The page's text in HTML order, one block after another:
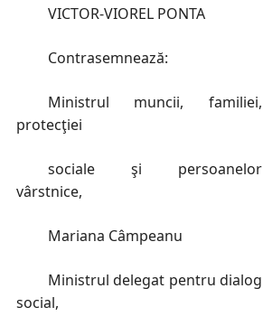
VICTOR-VIOREL PONTA
Contrasemnează:
Ministrul muncii, familiei,
protecţiei
sociale şi persoanelor
vârstnice,
Mariana Câmpeanu
Ministrul delegat pentru dialog
social,